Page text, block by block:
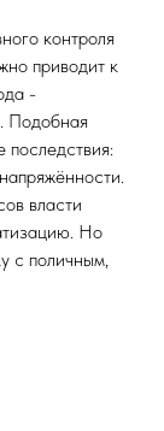
контроля
приводит к
-
Подобная
последствия:
власти
Но
с поличным,